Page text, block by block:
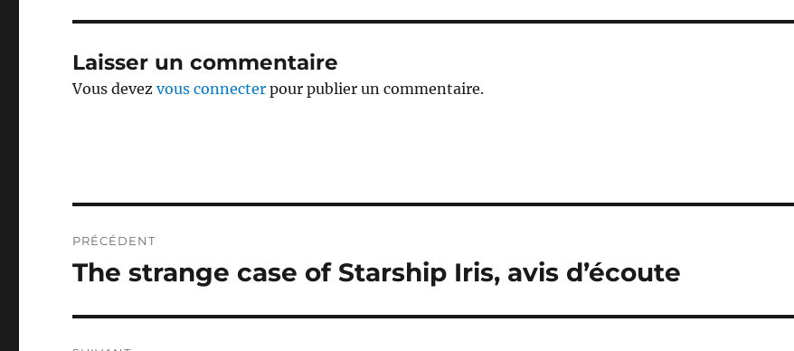
Laisser un commentaire
Vous devezvous connecter pour publier un commentaire.
de
PRÉCÉDENT
Publication
The strange case of Starship Iris, avis d’écoute